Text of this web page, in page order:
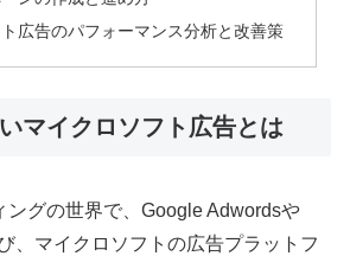
広告のパフォーマンス分析と改善策
マイクロソフト広告とは
ングの世界で、Google Adwordsや
、マイクロソフトの広告プラットフ